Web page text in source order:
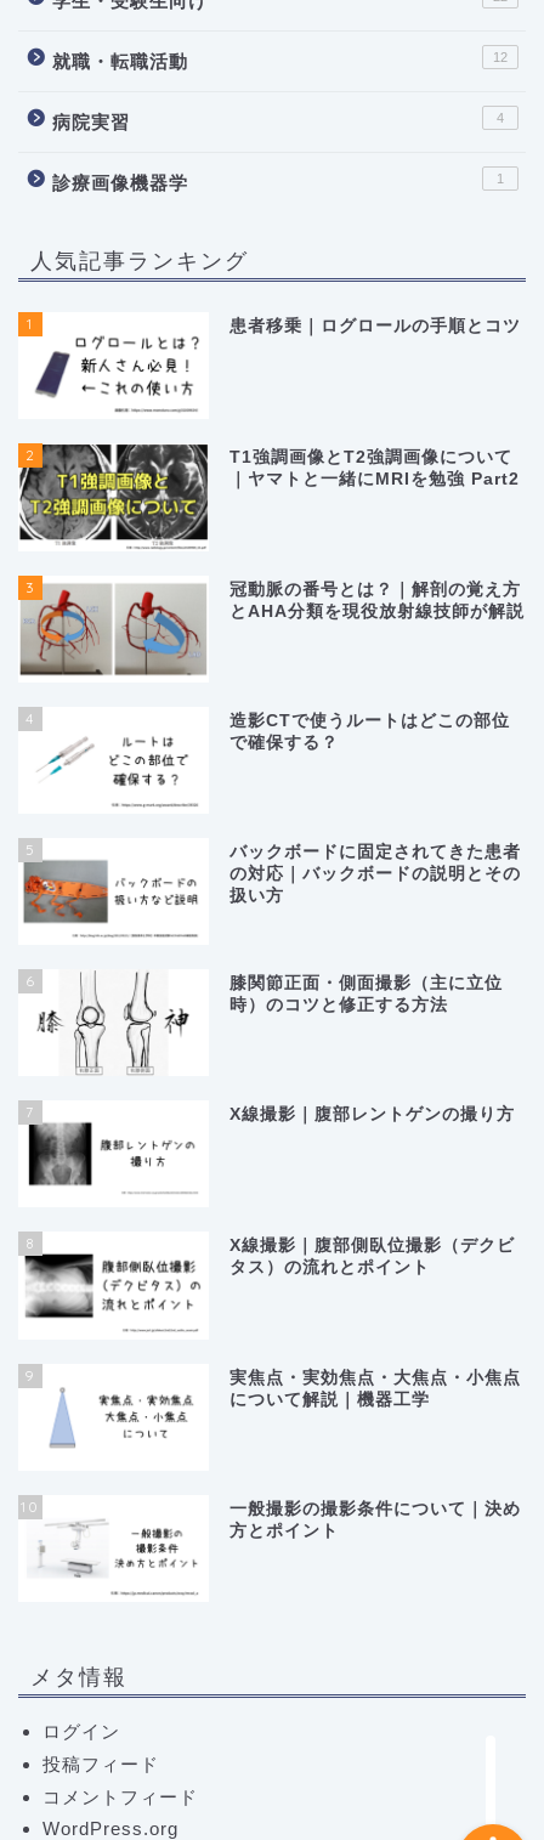
就職・転職活動 12
病院実習 4
診療画像機器学 1
人気記事ランキング
1 患者移乗｜ログロールの手順とコツ
2
T1強調画像とT2強調画像について
｜ヤマトと一緒にMRIを勉強 Part2
3
冠動脈の番号とは？｜解剖の覚え方
とAHA分類を現役放射線技師が解説
4
造影CTで使うルートはどこの部位
で確保する？
5
バックボードに固定されてきた患者
の対応｜バックボードの説明とその
扱い方
6
膝関節正面・側面撮影（主に立位
時）のコツと修正する方法
7 X線撮影｜腹部レントゲンの撮り方
8
X線撮影｜腹部側臥位撮影（デクビ
タス）の流れとポイント
9
実焦点・実効焦点・大焦点・小焦点
について解説｜機器工学
10
一般撮影の撮影条件について｜決め
方とポイント
メタ情報
ログイン
投稿フィード
コメントフィード
WordPress.org
ホーム